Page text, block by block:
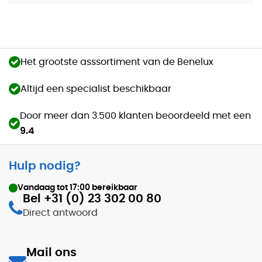
Het grootste asssortiment van de Benelux
Altijd een specialist beschikbaar
Door meer dan 3.500 klanten beoordeeld met een
9.4
Hulp nodig?
Vandaag tot 17:00 bereikbaar
Bel +31 (0) 23 302 00 80
Direct antwoord
Mail ons